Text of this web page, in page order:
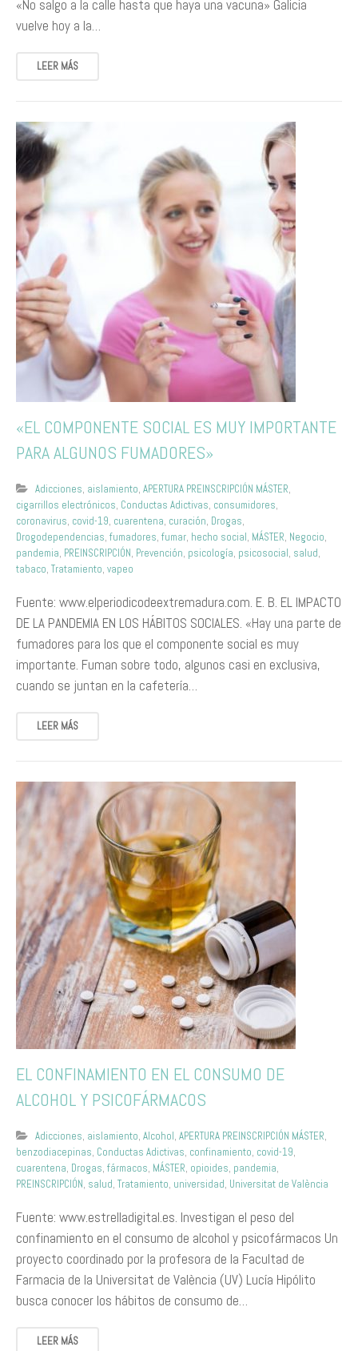
«No salgo a la calle hasta que haya una vacuna» Galicia
vuelve hoy a la…
LEER MÁS
«EL COMPONENTE SOCIAL ES MUY IMPORTANTE
PARA ALGUNOS FUMADORES»
Adicciones, aislamiento, APERTURA PREINSCRIPCIÓN MÁSTER,
cigarrillos electrónicos, Conductas Adictivas, consumidores,
coronavirus, covid-19, cuarentena, curación, Drogas,
Drogodependencias, fumadores, fumar, hecho social, MÁSTER, Negocio,
pandemia, PREINSCRIPCIÓN, Prevención, psicología, psicosocial, salud,
tabaco, Tratamiento, vapeo
Fuente: www.elperiodicodeextremadura.com. E. B. EL IMPACTO
DE LA PANDEMIA EN LOS HÁBITOS SOCIALES. «Hay una parte de
fumadores para los que el componente social es muy
importante. Fuman sobre todo, algunos casi en exclusiva,
cuando se juntan en la cafetería…
LEER MÁS
EL CONFINAMIENTO EN EL CONSUMO DE
ALCOHOL Y PSICOFÁRMACOS
Adicciones, aislamiento, Alcohol, APERTURA PREINSCRIPCIÓN MÁSTER,
benzodiacepinas, Conductas Adictivas, confinamiento, covid-19,
cuarentena, Drogas, fármacos, MÁSTER, opioides, pandemia,
PREINSCRIPCIÓN, salud, Tratamiento, universidad, Universitat de València
Fuente: www.estrelladigital.es. Investigan el peso del
confinamiento en el consumo de alcohol y psicofármacos Un
proyecto coordinado por la profesora de la Facultad de
Farmacia de la Universitat de València (UV) Lucía Hipólito
busca conocer los hábitos de consumo de…
LEER MÁS